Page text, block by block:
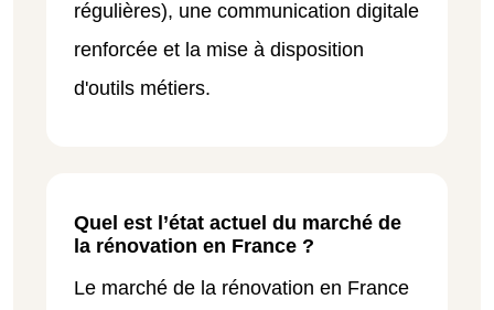
régulières), une communication digitale
renforcée et la mise à disposition
d'outils métiers.
Quel est l’état actuel du marché de
la rénovation en France ?
Le marché de la rénovation en France